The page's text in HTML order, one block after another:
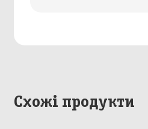
Схожі продукти